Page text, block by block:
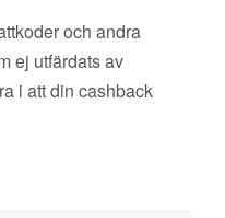
och andra
ej utfärdats av
i att din cashback